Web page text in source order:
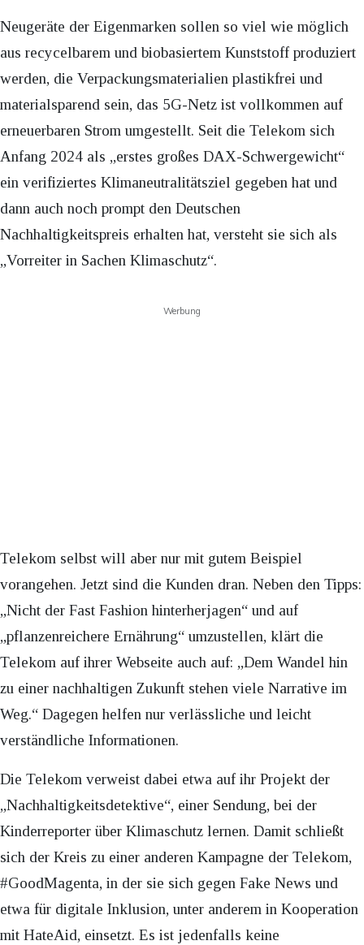
Neugeräte der Eigenmarken sollen so viel wie möglich
aus recycelbarem und biobasiertem Kunststoff produziert
werden, die Verpackungsmaterialien plastikfrei und
materialsparend sein, das 5G-Netz ist vollkommen auf
erneuerbaren Strom umgestellt. Seit die Telekom sich
Anfang 2024 als „erstes großes DAX-Schwergewicht“
ein verifiziertes Klimaneutralitätsziel gegeben hat und
dann auch noch prompt den Deutschen
Nachhaltigkeitspreis erhalten hat, versteht sie sich als
„Vorreiter in Sachen Klimaschutz“.
Werbung
Telekom selbst will aber nur mit gutem Beispiel
vorangehen. Jetzt sind die Kunden dran. Neben den Tipps:
„Nicht der Fast Fashion hinterherjagen“ und auf
„pflanzenreichere Ernährung“ umzustellen, klärt die
Telekom auf ihrer Webseite auch auf: „Dem Wandel hin
zu einer nachhaltigen Zukunft stehen viele Narrative im
Weg.“ Dagegen helfen nur verlässliche und leicht
verständliche Informationen.
Die Telekom verweist dabei etwa auf ihr Projekt der
„Nachhaltigkeitsdetektive“, einer Sendung, bei der
Kinderreporter über Klimaschutz lernen. Damit schließt
sich der Kreis zu einer anderen Kampagne der Telekom,
#GoodMagenta, in der sie sich gegen Fake News und
etwa für digitale Inklusion, unter anderem in Kooperation
mit HateAid, einsetzt. Es ist jedenfalls keine